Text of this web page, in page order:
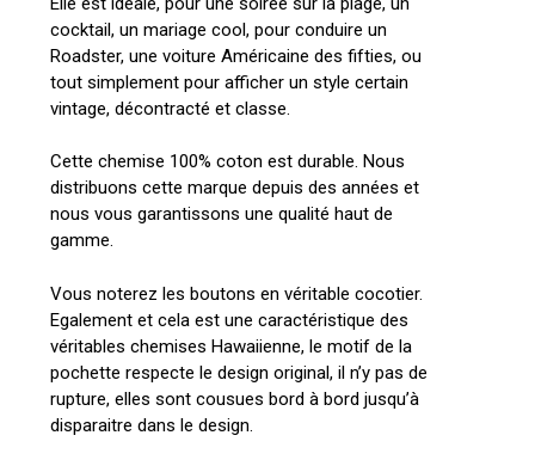
cocktail, un mariage cool, pour conduire un
Roadster, une voiture Américaine des fifties, ou
tout simplement pour afficher un style certain
vintage, décontracté et classe.
Cette chemise 100% coton est durable. Nous
distribuons cette marque depuis des années et
nous vous garantissons une qualité haut de
gamme.
Vous noterez les boutons en véritable cocotier.
Egalement et cela est une caractéristique des
véritables chemises Hawaiienne, le motif de la
pochette respecte le design original, il n’y pas de
rupture, elles sont cousues bord à bord jusqu’à
disparaitre dans le design.